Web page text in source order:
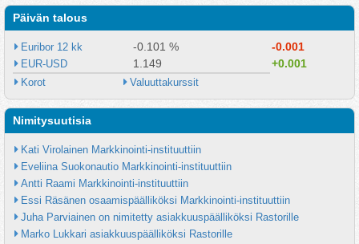
Päivän talous
Euribor 12 kk -0.101 % -0.001
EUR-USD 1.149 +0.001
Korot Valuuttakurssit
Nimitysuutisia
Kati Virolainen Markkinointi-instituuttiin
Eveliina Suokonautio Markkinointi-instituuttiin
Antti Raami Markkinointi-instituuttiin
Essi Räsänen osaamispäälliköksi Markkinointi-instituuttiin
Juha Parviainen on nimitetty asiakkuuspäälliköksi Rastorille
Marko Lukkari asiakkuuspäälliköksi Rastorille